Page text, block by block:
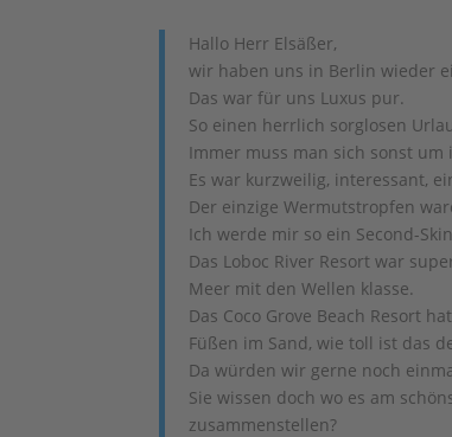
Hallo Herr Elsäßer,
wir haben uns in Berlin wieder
Das war für uns Luxus pur.
So einen herrlich sorglosen
Immer muss man sich sonst
Es war kurzweilig, interessant,
Der einzige Wermutstropfen
Ich werde mir so ein Second-
Das Loboc River Resort war
Meer mit den Wellen klasse.
Das Coco Grove Beach Resort
Füßen im Sand, wie toll ist das
Da würden wir gerne noch
Sie wissen doch wo es am
zusammenstellen?